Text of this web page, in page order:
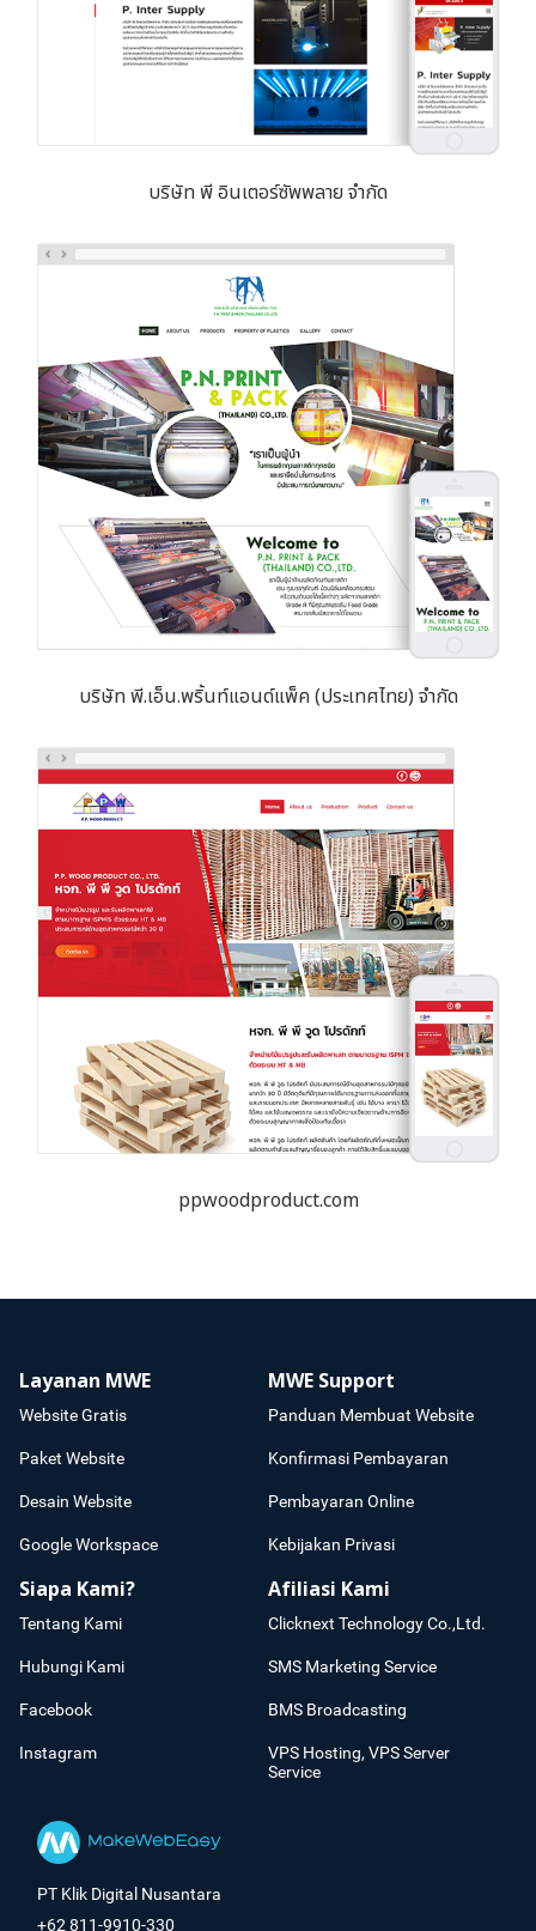
บริษัท พี อินเตอร์ซัพพลาย จำกัด
บริษัท พี.เอ็น.พริ้นท์แอนด์แพ็ค (ประเทศไทย) จำกัด
ppwoodproduct.com
Layanan MWE
Website Gratis
Paket Website
Desain Website
Google Workspace
MWE Support
Panduan Membuat Website
Konfirmasi Pembayaran
Pembayaran Online
Kebijakan Privasi
Siapa Kami?
Tentang Kami
Hubungi Kami
Facebook
Instagram
Afiliasi Kami
Clicknext Technology Co.,Ltd.
SMS Marketing Service
BMS Broadcasting
VPS Hosting, VPS Server
Service
PT Klik Digital Nusantara
+62 811-9910-330